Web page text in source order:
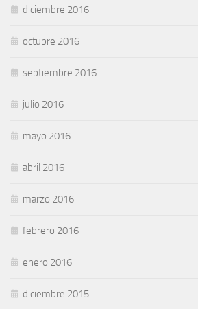
diciembre 2016
octubre 2016
septiembre 2016
julio 2016
mayo 2016
abril 2016
marzo 2016
febrero 2016
enero 2016
diciembre 2015